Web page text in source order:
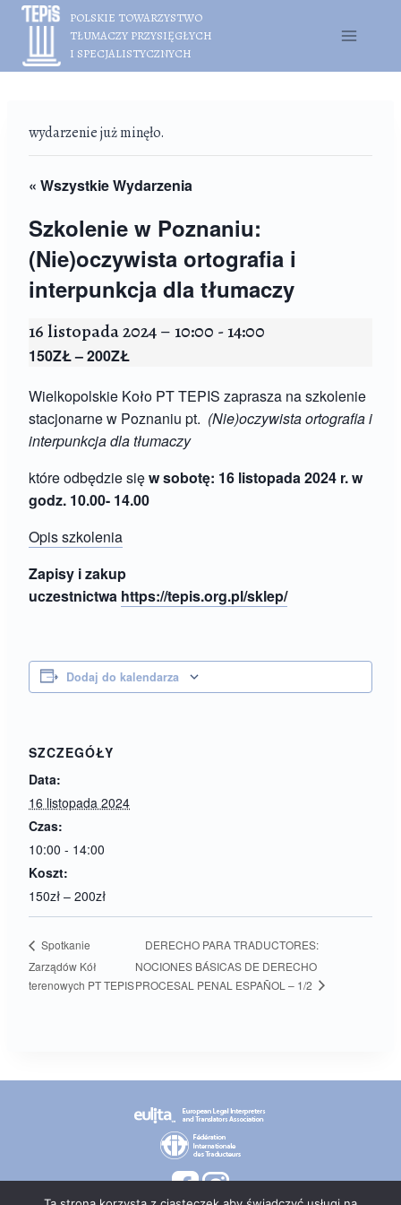
Przejdź
treści
POLSKIE TOWARZYSTWO
TŁUMACZY PRZYSIĘGŁYCH
I SPECJALISTYCZNYCH
wydarzenie już minęło.
« Wszystkie Wydarzenia
Szkolenie w Poznaniu:
(Nie)oczywista ortografia i
interpunkcja dla tłumaczy
16 listopada 2024 – 10:00 -14:00
150ZŁ – 200ZŁ
Wielkopolskie Koło PT TEPIS zaprasza na szkolenie
stacjonarne w Poznaniu pt. (Nie)oczywista ortografia i
interpunkcja dla tłumaczy
które odbędzie sięw sobotę: 16 listopada 2024 r. w
godz. 10.00- 14.00
Opis szkolenia
Zapisy i zakup
uczestnictwa https://tepis.org.pl/sklep/
Dodaj do kalendarza
SZCZEGÓŁY
Data:
16 listopada 2024
Czas:
10:00 - 14:00
Koszt:
150zł – 200zł
Spotkanie
Zarządów Kół
terenowych PT TEPIS
DERECHO PARA TRADUCTORES:
NOCIONES BÁSICAS DE DERECHO
PROCESAL PENAL ESPAÑOL – 1/2